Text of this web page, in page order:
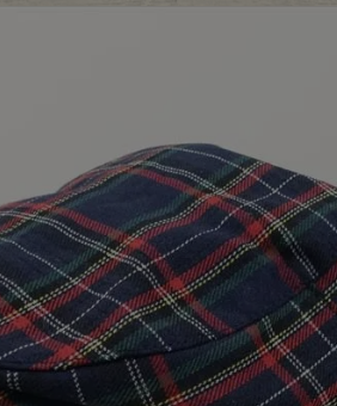
スタッフコーディネート
古着卸DOCK
カテゴリーから探す